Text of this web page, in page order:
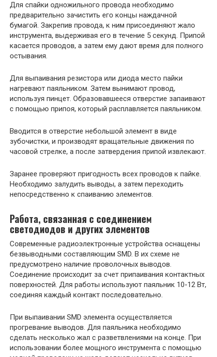
Для спайки одножильного провода необходимо
предварительно зачистить его концы наждачной
бумагой. Закрепив провода, к ним присоединяют жало
инструмента, выдерживая его в течение 5 секунд. Припой
касается проводов, а затем ему дают время для полного
остывания.
Для выпаивания резистора или диода место пайки
нагревают паяльником. Затем вынимают провод,
используя пинцет. Образовавшееся отверстие запаивают
с помощью припоя, который расплавляется паяльником.
Вводится в отверстие небольшой элемент в виде
зубочистки, и производят вращательные движения по
часовой стрелке, а после затвердения припой извлекают.
Заранее проверяют пригодность всех проводов к пайке.
Необходимо залудить выводы, а затем переходить
непосредственно к спаиванию элементов.
Работа, связанная с соединением
светодиодов и других элементов
Современные радиоэлектронные устройства оснащены
безвыводными составляющим SMD. В их схеме не
предусмотрено наличие проволочных выводов.
Соединение происходит за счет припаивания контактных
поверхностей. Для работы используют паяльник 10-12 Вт,
соединяя каждый контакт последовательно.
При выпаивании SMD элемента осуществляется
прогревание выводов. Для паяльника необходимо
сделать несколько жал с разветвлениями на конце. При
использовании более мощного инструмента с помощью